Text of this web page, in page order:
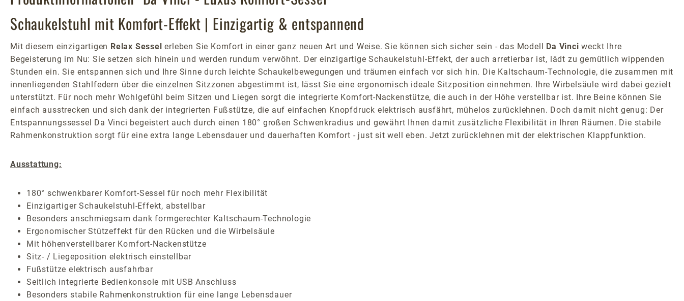
Schaukelstuhl mit Komfort-Effekt | Einzigartig & entspannend
Mit diesem einzigartigen Relax Sessel erleben Sie Komfort in einer ganz neuen Art und Weise. Sie können sich sicher sein - das Modell Da Vinci weckt Ihre
Begeisterung im Nu: Sie setzen sich hinein und werden rundum verwöhnt. Der einzigartige Schaukelstuhl-Effekt, der auch arretierbar ist, lädt zu gemütlich wippenden
Stunden ein. Sie entspannen sich und Ihre Sinne durch leichte Schaukelbewegungen und träumen einfach vor sich hin. Die Kaltschaum-Technologie, die zusammen mit
innenliegenden Stahlfedern über die einzelnen Sitzzonen abgestimmt ist, lässt Sie eine ergonomisch ideale Sitzposition einnehmen. Ihre Wirbelsäule wird dabei gezielt
unterstützt. Für noch mehr Wohlgefühl beim Sitzen und Liegen sorgt die integrierte Komfort-Nackenstütze, die auch in der Höhe verstellbar ist. Ihre Beine können Sie
einfach ausstrecken und sich dank der integrierten Fußstütze, die auf einfachen Knopfdruck elektrisch ausfährt, mühelos zurücklehnen. Doch damit nicht genug: Der
Entspannungssessel Da Vinci begeistert auch durch einen 180° großen Schwenkradius und gewährt Ihnen damit zusätzliche Flexibilität in Ihren Räumen. Die stabile
Rahmenkonstruktion sorgt für eine extra lange Lebensdauer und dauerhaften Komfort - just sit well eben. Jetzt zurücklehnen mit der elektrischen Klappfunktion.
Ausstattung:
180° schwenkbarer Komfort-Sessel für noch mehr Flexibilität
Einzigartiger Schaukelstuhl-Effekt, abstellbar
Besonders anschmiegsam dank formgerechter Kaltschaum-Technologie
Ergonomischer Stützeffekt für den Rücken und die Wirbelsäule
Mit höhenverstellbarer Komfort-Nackenstütze
Sitz- / Liegeposition elektrisch einstellbar
Fußstütze elektrisch ausfahrbar
Seitlich integrierte Bedienkonsole mit USB Anschluss
Besonders stabile Rahmenkonstruktion für eine lange Lebensdauer